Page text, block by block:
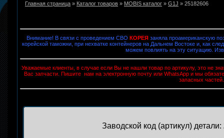
Главная страница » Каталог товаров » MOBIS каталог » G1J » 25182606
Внимание! В связи с проведением СВО КОРЕЯзаняла проамериканскую
корейской таможни, при нехватке контейнеров на Дальнем Востоке и, как
можем повлиять на эту ситуацию.
Уважаемые клиенты, в случае если Вы не нашли товар по артикулу, это не
Вас запчасти. Пишите нам на электронную почту или WhatsApp и мы
запасных частей.
Заводской код (артикул) детали: